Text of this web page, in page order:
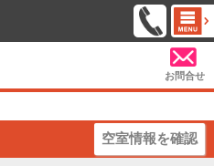
お問合せ
空室情報を確認